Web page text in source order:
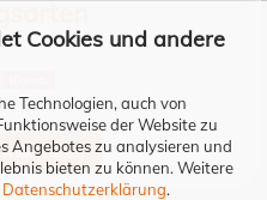
Cookies und andere
Technologien, auch von
der Website zu
Angebotes zu analysieren und
bieten zu können. Weitere
Datenschutzerklärung.